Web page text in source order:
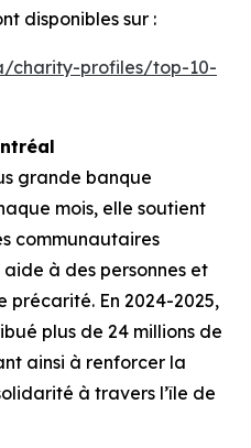
disponibles sur :
charity-profiles/top-10-
grande banque
mois, elle soutient
communautaires
à des personnes et
précarité. En 2024-2025,
plus de 24 millions de
ainsi à renforcer la
à travers l’île de